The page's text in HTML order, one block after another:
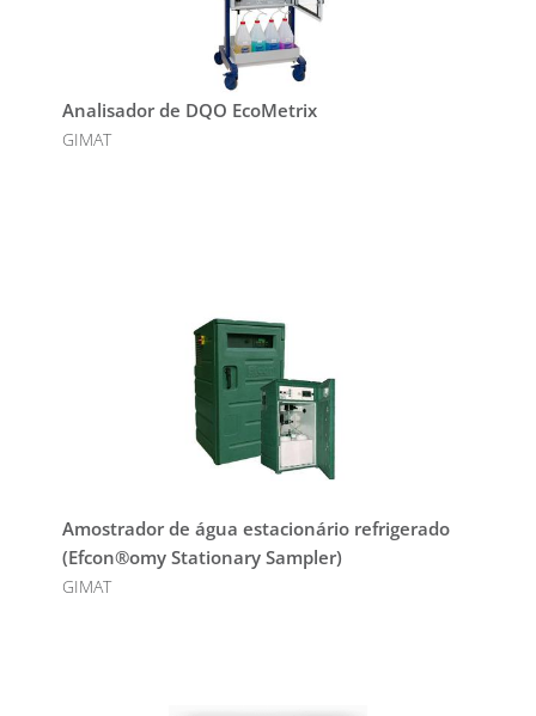
Analisador de DQO EcoMetrix
GIMAT
Amostrador de água estacionário refrigerado
(Efcon®omy Stationary Sampler)
GIMAT